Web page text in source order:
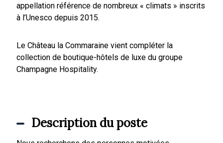
appellation référence de nombreux « climats » inscrits
à l’Unesco depuis 2015.
Le Château la Commaraine vient compléter la
collection de boutique-hôtels de luxe du groupe
Champagne Hospitality.
Description du poste